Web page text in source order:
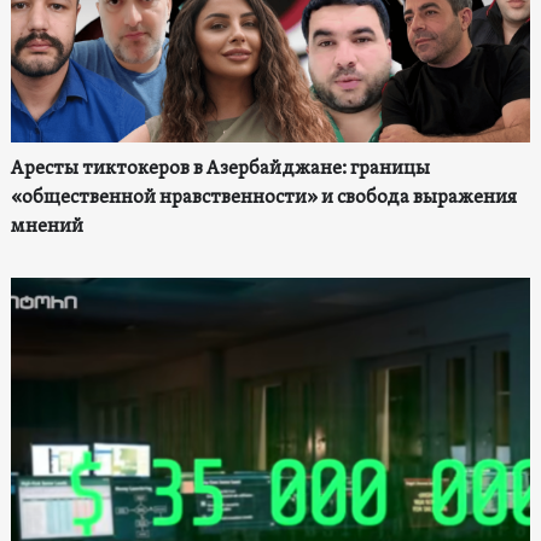
Аресты тиктокеров в Азербайджане: границы
«общественной нравственности» и свобода выражения
мнений